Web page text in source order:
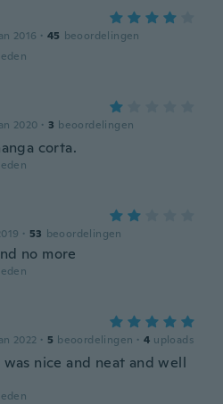
2016 · 45 beoordelingen
2020 · 3 beoordelingen
corta.
· 53 beoordelingen
no more
2022 · 5 beoordelingen · 4 uploads
nice and neat and well